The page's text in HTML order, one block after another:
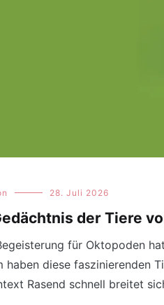
28. Juli 2026
der Tiere
für Oktopoden
haben diese faszinierenden
Rasend schnell breitet